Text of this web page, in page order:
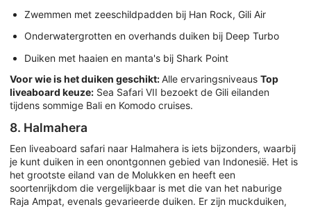
Zwemmen met zeeschildpadden bij Han Rock, Gili Air
Onderwatergrotten en overhands duiken bij Deep Turbo
Duiken met haaien en manta's bij Shark Point
Voor wie is het duiken geschikt:Alle ervaringsniveaus Top
liveaboard keuze: Sea Safari VII bezoekt de Gili eilanden
tijdens sommige Bali en Komodo cruises.
8. Halmahera
Een liveaboard safari naar Halmahera is iets bijzonders, waarbij
je kunt duiken in een onontgonnen gebied van Indonesië. Het is
het grootste eiland van de Molukken en heeft een
soortenrijkdom die vergelijkbaar is met die van het naburige
Raja Ampat, evenals gevarieerde duiken. Er zijn muckduiken,